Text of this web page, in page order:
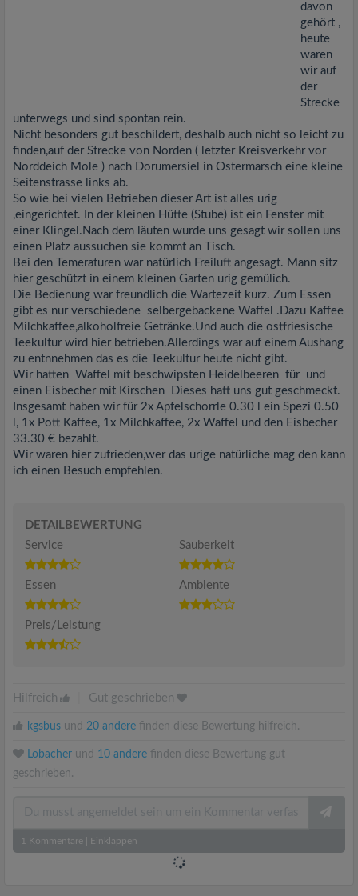
davon
gehört ,
heute
waren
wir auf
der
Strecke
unterwegs und sind spontan rein.
Nicht besonders gut beschildert, deshalb auch nicht so leicht zu
finden,auf der Strecke von Norden ( letzter Kreisverkehr vor
Norddeich Mole ) nach Dorumersiel in Ostermarsch eine kleine
Seitenstrasse links ab.
So wie bei vielen Betrieben dieser Art ist alles urig
,eingerichtet. In der kleinen Hütte (Stube) ist ein Fenster mit
einer Klingel.Nach dem läuten wurde uns gesagt wir sollen uns
einen Platz aussuchen sie kommt an Tisch.
Bei den Temeraturen war natürlich Freiluft angesagt. Mann sitz
hier geschützt in einem kleinen Garten urig gemülich.
Die Bedienung war freundlich die Wartezeit kurz. Zum Essen
gibt es nur verschiedene selbergebackene Waffel .Dazu Kaffee
Milchkaffee,alkoholfreie Getränke.Und auch die ostfriesische
Teekultur wird hier betrieben.Allerdings war auf einem Aushang
zu entnnehmen das es die Teekultur heute nicht gibt.
Wir hatten Waffel mit beschwipsten Heidelbeeren für und
einen Eisbecher mit Kirschen Dieses hatt uns gut geschmeckt.
Insgesamt haben wir für 2x Apfelschorrle 0.30 l ein Spezi 0.50
l, 1x Pott Kaffee, 1x Milchkaffee, 2x Waffel und den Eisbecher
33.30 € bezahlt.
Wir waren hier zufrieden,wer das urige natürliche mag den kann
ich einen Besuch empfehlen.
DETAILBEWERTUNG
Service
Sauberkeit
Essen Ambiente
Preis/Leistung
Hilfreich Gut geschrieben
kgsbus und 20 andere finden diese Bewertung hilfreich.
Lobacher und 10 andere finden diese Bewertung gut
geschrieben.
1 Kommentare Einklappen